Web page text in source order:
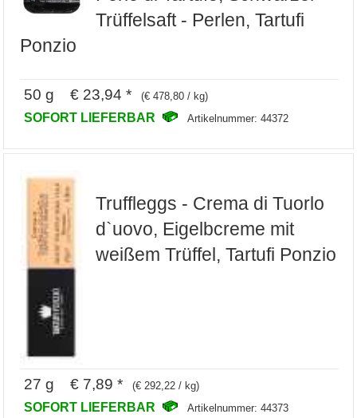
Trüffelsaft - Perlen, Tartufi
Ponzio
50 g € 23,94 * (€ 478,80 / kg)
SOFORT LIEFERBAR Artikelnummer: 44372
Truffleggs - Crema di Tuorlo
d`uovo, Eigelbcreme mit
weißem Trüffel, Tartufi Ponzio
27 g € 7,89 * (€ 292,22 / kg)
SOFORT LIEFERBAR Artikelnummer: 44373